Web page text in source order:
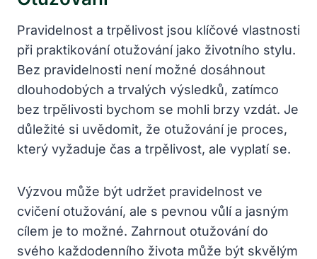
Pravidelnost a trpělivost jsou klíčové vlastnosti
při praktikování otužování jako životního stylu.
Bez pravidelnosti není možné dosáhnout
dlouhodobých a trvalých výsledků, zatímco
bez trpělivosti bychom se mohli brzy vzdát. Je
důležité si uvědomit, že otužování je proces,
který vyžaduje čas a trpělivost, ale vyplatí se.
Výzvou může být udržet pravidelnost ve
cvičení otužování, ale s pevnou vůlí a jasným
cílem je to možné. Zahrnout otužování do
svého každodenního života může být skvělým